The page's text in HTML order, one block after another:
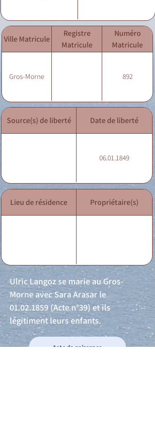
Ville Matricule
Registre
Matricule
Numéro
Matricule
Gros-Morne 892
Source(s) de liberté Date de liberté
06.01.1849
Lieu de résidence Propriétaire(s)
Ulric Langoz se marie au Gros-
Morne avec Sara Arasar le
01.02.1859 (Acte n°39) et ils
légitiment leurs enfants.
Acte de naissance